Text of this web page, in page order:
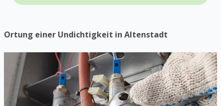
Ortung einer Undichtigkeit in Altenstadt